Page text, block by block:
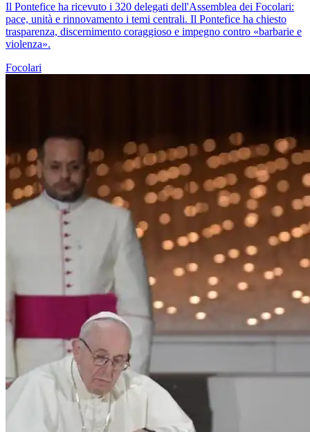
Il Pontefice ha ricevuto i 320 delegati dell'Assemblea dei Focolari:
pace, unità e rinnovamento i temi centrali. Il Pontefice ha chiesto
trasparenza, discernimento coraggioso e impegno contro «barbarie e
violenza».
Focolari